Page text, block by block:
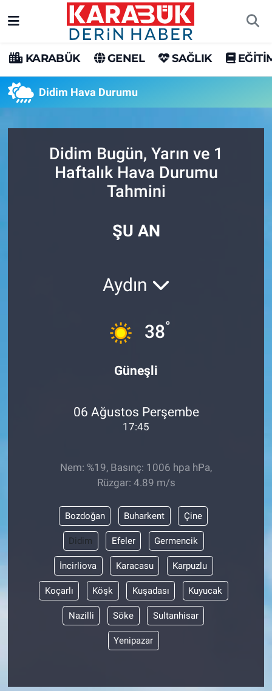
KARABÜK GENEL SAĞLIK
Didim Hava Durumu
Didim Bugün, Yarın ve 1
Haftalık Hava Durumu
Tahmini
ŞU AN
Aydın
38°
Güneşli
06 Ağustos Perşembe
17:45
Nem: %19, Basınç: 1006 hpa hPa,
Rüzgar: 4.89 m/s
Bozdoğan Buharkent Çine
Didim Efeler Germencik
İncirliova Karacasu Karpuzlu
Koçarlı Köşk Kuşadası Kuyucak
Nazilli Söke Sultanhisar
Yenipazar
Karabük Hava Durumu
Karabük Trafik Yoğunluk Haritası
Tüm Manşetler
Son Dakika Haberleri